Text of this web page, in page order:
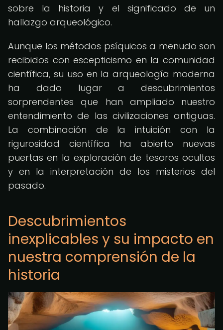
sobre la historia y el significado de un
hallazgo arqueológico.
Aunque los métodos psíquicos a menudo son
recibidos con escepticismo en la comunidad
científica, su uso en la arqueología moderna
ha dado lugar a descubrimientos
sorprendentes que han ampliado nuestro
entendimiento de las civilizaciones antiguas.
La combinación de la intuición con la
rigurosidad científica ha abierto nuevas
puertas en la exploración de tesoros ocultos
y en la interpretación de los misterios del
pasado.
Descubrimientos
inexplicables y su impacto en
nuestra comprensión de la
historia